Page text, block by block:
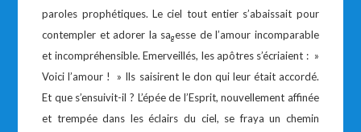
paroles prophétiques. Le ciel tout entier s’abaissait pour
contempler et adorer la sagesse de l’amour incomparable
et incompréhensible. Emerveillés, les apôtres s’écriaient : »
Voici l’amour ! » Ils saisirent le don qui leur était accordé.
Et que s’ensuivit-il ? L’épée de l’Esprit, nouvellement affinée
et trempée dans les éclairs du ciel, se fraya un chemin